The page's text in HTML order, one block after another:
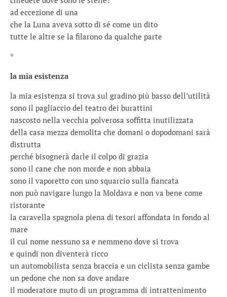
ad eccezione di una
che la Luna aveva sotto di sé come un dito
tutte le altre se la filarono da qualche parte
*
la mia esistenza
la mia esistenza si trova sul gradino più basso dell’utilità
sono il pagliaccio del teatro dei burattini
nascosto nella vecchia polverosa soffitta inutilizzata
della casa mezza demolita che domani o dopodomani sarà
distrutta
perché bisognerà darle il colpo di grazia
sono il cane che non morde e non abbaia
sono il vaporetto con uno squarcio sulla fiancata
non può navigare lungo la Moldava e non va bene come
ristorante
la caravella spagnola piena di tesori affondata in fondo al
mare
il cui nome nessuno sa e nemmeno dove si trova
e quindi non diventerà ricco
un automobilista senza braccia e un ciclista senza gambe
un pedone che non sa dove andare
il moderatore muto di un programma di intrattenimento